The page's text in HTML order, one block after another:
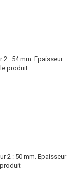
2 : 54 mm. Epaisseur :
produit
2 : 50 mm. Epaisseur